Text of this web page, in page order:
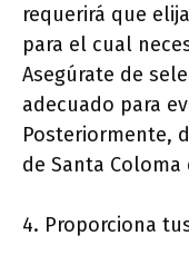
requerirá que
para el cual
Asegúrate de
adecuado para
Posteriormente,
de Santa Coloma
4. Proporciona